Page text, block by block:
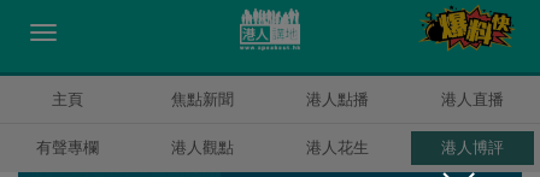
主頁 焦點新聞 港人點播 港人直播
有聲專欄 港人觀點 港人花生 港人博評